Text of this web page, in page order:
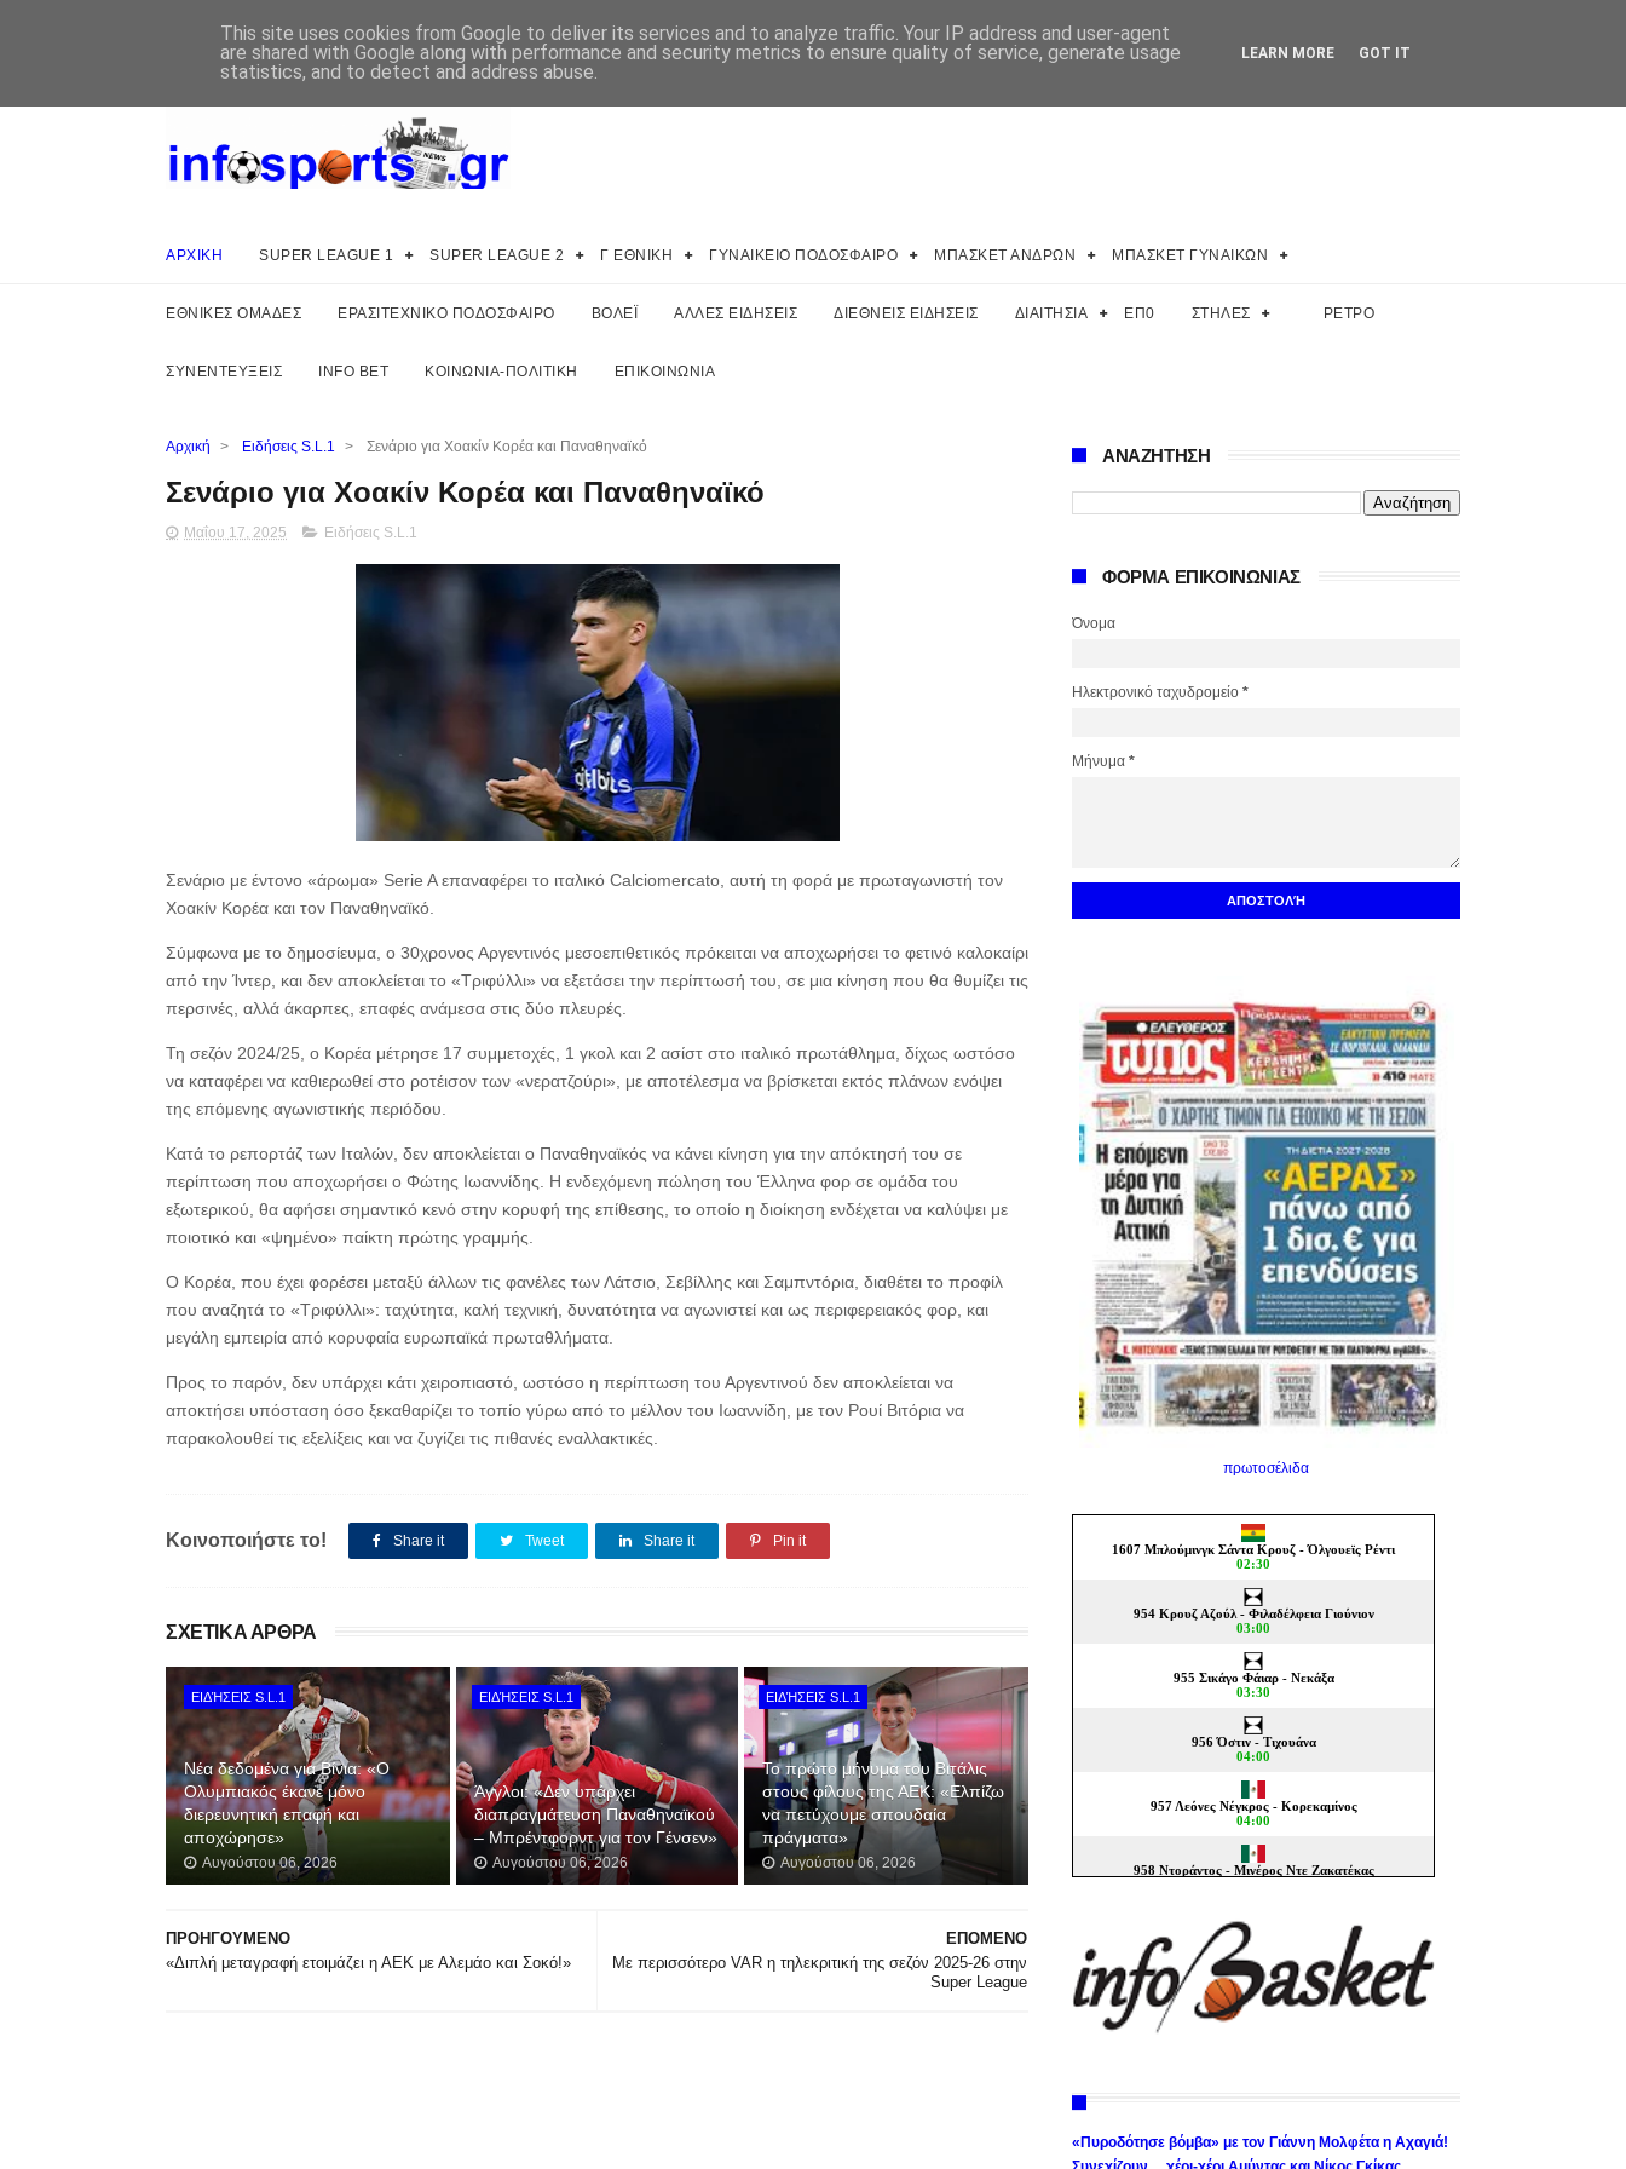
ΑΡΧΙΚΗ SUPER LEAGUE 1 SUPER LEAGUE 2 Γ ΕΘΝΙΚΗ ΓΥΝΑΙΚΕΙΟ ΠΟΔΟΣΦΑΙΡΟ ΜΠΑΣΚΕΤ ΑΝΔΡΩΝ ΜΠΑΣΚΕΤ ΓΥΝΑΙΚΩΝ
ΕΘΝΙΚΕΣ ΟΜΑΔΕΣ ΕΡΑΣΙΤΕΧΝΙΚΟ ΠΟΔΟΣΦΑΙΡΟ ΒΟΛΕΪ ΑΛΛΕΣ ΕΙΔΗΣΕΙΣ ΔΙΕΘΝΕΙΣ ΕΙΔΗΣΕΙΣ ΔΙΑΙΤΗΣΙΑ ΕΠ0 ΣΤΗΛΕΣ ΡΕΤΡΟ
ΣΥΝΕΝΤΕΥΞΕΙΣ INFO BET ΚΟΙΝΩΝΙΑ-ΠΟΛΙΤΙΚΗ ΕΠΙΚΟΙΝΩΝΙΑ
Αρχική > Ειδήσεις S.L.1 > Σενάριο για Χοακίν Κορέα και Παναθηναϊκό
Σενάριο για Χοακίν Κορέα και Παναθηναϊκό
Μαΐου 17, 2025 Ειδήσεις S.L.1
Σενάριο με έντονο «άρωμα» Serie A επαναφέρει το ιταλικό Calciomercato, αυτή τη φορά με πρωταγωνιστή τον
Χοακίν Κορέα και τον Παναθηναϊκό.
Σύμφωνα με το δημοσίευμα, ο 30χρονος Αργεντινός μεσοεπιθετικός πρόκειται να αποχωρήσει το φετινό καλοκαίρι
από την Ίντερ, και δεν αποκλείεται το «Τριφύλλι» να εξετάσει την περίπτωσή του, σε μια κίνηση που θα θυμίζει τις
περσινές, αλλά άκαρπες, επαφές ανάμεσα στις δύο πλευρές.
Τη σεζόν 2024/25, ο Κορέα μέτρησε 17 συμμετοχές, 1 γκολ και 2 ασίστ στο ιταλικό πρωτάθλημα, δίχως ωστόσο
να καταφέρει να καθιερωθεί στο ροτέισον των «νερατζούρι», με αποτέλεσμα να βρίσκεται εκτός πλάνων ενόψει
της επόμενης αγωνιστικής περιόδου.
Κατά το ρεπορτάζ των Ιταλών, δεν αποκλείεται ο Παναθηναϊκός να κάνει κίνηση για την απόκτησή του σε
περίπτωση που αποχωρήσει ο Φώτης Ιωαννίδης. Η ενδεχόμενη πώληση του Έλληνα φορ σε ομάδα του
εξωτερικού, θα αφήσει σημαντικό κενό στην κορυφή της επίθεσης, το οποίο η διοίκηση ενδέχεται να καλύψει με
ποιοτικό και «ψημένο» παίκτη πρώτης γραμμής.
Ο Κορέα, που έχει φορέσει μεταξύ άλλων τις φανέλες των Λάτσιο, Σεβίλλης και Σαμπντόρια, διαθέτει το προφίλ
που αναζητά το «Τριφύλλι»: ταχύτητα, καλή τεχνική, δυνατότητα να αγωνιστεί και ως περιφερειακός φορ, και
μεγάλη εμπειρία από κορυφαία ευρωπαϊκά πρωταθλήματα.
Προς το παρόν, δεν υπάρχει κάτι χειροπιαστό, ωστόσο η περίπτωση του Αργεντινού δεν αποκλείεται να
αποκτήσει υπόσταση όσο ξεκαθαρίζει το τοπίο γύρω από το μέλλον του Ιωαννίδη, με τον Ρουί Βιτόρια να
παρακολουθεί τις εξελίξεις και να ζυγίζει τις πιθανές εναλλακτικές.
Κοινοποιήστε το! Share it Tweet Share it Pin it
ΣΧΕΤΙΚΑ ΑΡΘΡΑ
ΕΙΔΉΣΕΙΣ S.L.1
Νέα δεδομένα για Βίνια: «Ο
Ολυμπιακός έκανε μόνο
διερευνητική επαφή και
αποχώρησε»
Αυγούστου 06, 2026
ΕΙΔΉΣΕΙΣ S.L.1
Άγγλοι: «Δεν υπάρχει
διαπραγμάτευση Παναθηναϊκού
– Μπρέντφορντ για τον Γένσεν»
Αυγούστου 06, 2026
ΕΙΔΉΣΕΙΣ S.L.1
Το πρώτο μήνυμα του Βιτάλις
στους φίλους της ΑΕΚ: «Ελπίζω
να πετύχουμε σπουδαία
πράγματα»
Αυγούστου 06, 2026
ΕΠΟΜΕΝΟ
Με περισσότερο VAR η τηλεκριτική της σεζόν 2025-26 στην
Super League
ΠΡΟΗΓΟΥΜΕΝΟ
«Διπλή μεταγραφή ετοιμάζει η ΑΕΚ με Αλεμάο και Σοκό!»
ΑΝΑΖΗΤΗΣΗ
ΦΟΡΜΑ ΕΠΙΚΟΙΝΩΝΙΑΣ
Όνομα
Ηλεκτρονικό ταχυδρομείο *
Μήνυμα *
πρωτοσέλιδα
«Πυροδότησε βόμβα» με τον Γιάννη Μολφέτα η Αχαγιά!
This site uses cookies from Google to deliver its services and to analyze traffic. Your IP address and user-agent
are shared with Google along with performance and security metrics to ensure quality of service, generate usage
statistics, and to detect and address abuse.
LEARN MORE GOT IT